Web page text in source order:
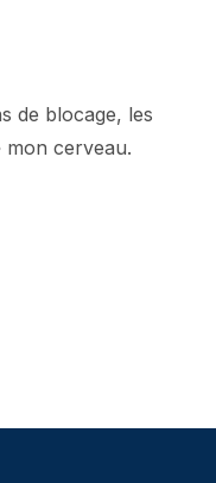
de blocage, les
mon cerveau.